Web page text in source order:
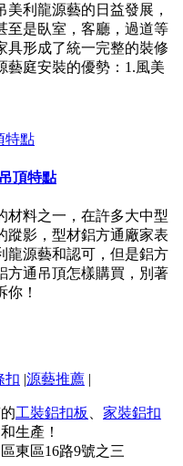
利龍源藝的日益發展，
至是臥室，客廳，過道等
具形成了統一完整的裝修
藝庭安裝的優勢：1.風美
頂特點
材料之一，在許多大中型
蹤影，型材鋁方通廠家表
龍源藝和認可，但是鋁方
方通吊頂怎樣購買，別著
！
扣 |源藝推薦 |
工裝鋁扣板
家裝鋁扣
生產！
東區16路9號之三